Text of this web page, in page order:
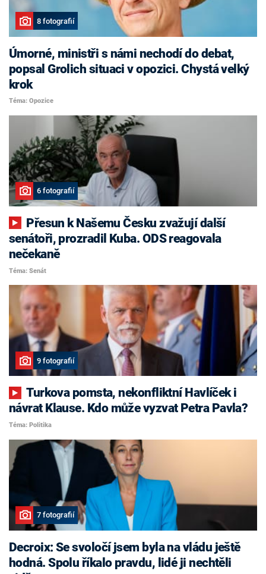
8 fotografií
Úmorné, ministři s námi nechodí do debat,
popsal Grolich situaci v opozici. Chystá velký
krok
Téma: Opozice
6 fotografií
senátoři, prozradil Kuba. ODS reagovala
nečekaně
Téma: Senát
9 fotografií
Turkova pomsta, nekonfliktní Havlíček i
návrat Klause. Kdo může vyzvat Petra Pavla?
Téma: Politika
7 fotografií
Decroix: Se svoločí jsem byla na vládu ještě
hodná. Spolu říkalo pravdu, lidé ji nechtěli